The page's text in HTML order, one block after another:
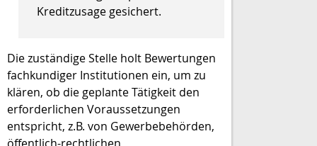
Kreditzusage gesichert.
Diezuständige Stelle holt Bewertungen
fachkundiger Institutionen ein, um zu
klären, ob die geplante Tätigkeit den
erforderlichen Voraussetzungen
entspricht, z.B. von Gewerbebehörden,